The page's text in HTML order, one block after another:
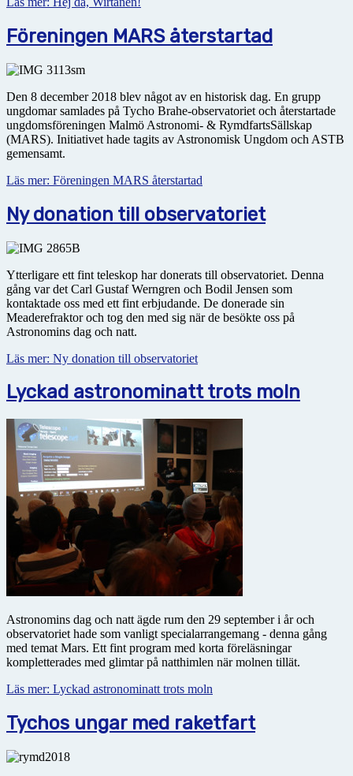
Föreningen MARS återstartad
Den 8 december 2018 blev något av en historisk dag. En grupp
ungdomar samlades på Tycho Brahe-observatoriet och återstartade
ungdomsföreningen Malmö Astronomi- & RymdfartsSällskap
(MARS). Initiativet hade tagits av Astronomisk Ungdom och ASTB
gemensamt.
Läs mer: Föreningen MARS återstartad
Ny donation till observatoriet
Ytterligare ett fint teleskop har donerats till observatoriet. Denna
gång var det Carl Gustaf Werngren och Bodil Jensen som
kontaktade oss med ett fint erbjudande. De donerade sin
Meaderefraktor och tog den med sig när de besökte oss på
Astronomins dag och natt.
Läs mer: Ny donation till observatoriet
Lyckad astronominatt trots moln
Astronomins dag och natt ägde rum den 29 september i år och
observatoriet hade som vanligt specialarrangemang - denna gång
med temat Mars. Ett fint program med korta föreläsningar
kompletterades med glimtar på natthimlen när molnen tillät.
Läs mer: Lyckad astronominatt trots moln
Tychos ungar med raketfart